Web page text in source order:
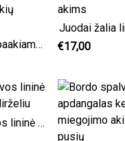
Reguliuojama miego kaukė paakiams, violetinės gėlės akių uždangalai
Juodai žalia
€17,00
Elegantiška geltonos spalvos lininė akių kaukė su reguliuojamu dirželiu